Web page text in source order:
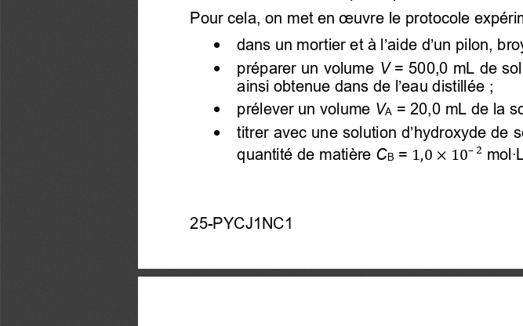
25-PYCJ1NC1
Pour cela, on met en œuvre le protocole
•
    dans un mortier
et à l’aide d’un pilon ,
•
    préparer un volume
V = 500,0 mL de
ainsi obtenue dans de l’eau distillée ;
•
    prélever un volume
VA = 20,0 mL de la
•
    titrer
avec une solution d’hydroxyde de
quantité de matière CB =  ,0×  0–2 mol∙L